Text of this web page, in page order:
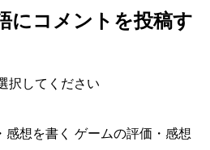
にコメントを投稿す
択してください
感想を書く ゲームの評価・感想